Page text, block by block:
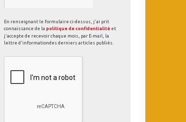
En renseignant le formulaire ci-dessus, j'ai prit
connaissance de la politique de confidentialité et
j'accepte de recevoir chaque mois, par E-mail, la
lettre d'informationdes derniers articles publiés.